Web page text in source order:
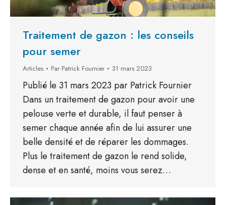
Traitement de gazon : les conseils
pour semer
Articles Par Patrick Fournier 31 mars 2023
Publié le 31 mars 2023 par Patrick Fournier
Dans un traitement de gazon pour avoir une
pelouse verte et durable, il faut penser à
semer chaque année afin de lui assurer une
belle densité et de réparer les dommages.
Plus le traitement de gazon le rend solide,
dense et en santé, moins vous serez…